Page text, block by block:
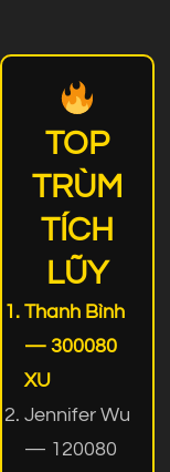
TOP
TRÙM
TÍCH
LŨY
Thanh Bình
— 300080
XU
Jennifer Wu
— 120080